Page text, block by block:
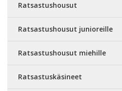
Ratsastushousut
Ratsastushousut junioreille
Ratsastushousut miehille
Ratsastuskäsineet